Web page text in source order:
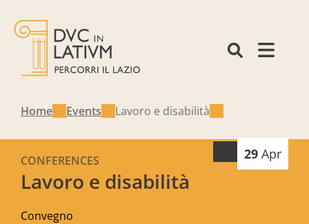
Home Events Lavoro e disabilità
Lavoro e disabilità
CONFERENCES
Convegno
29 Apr